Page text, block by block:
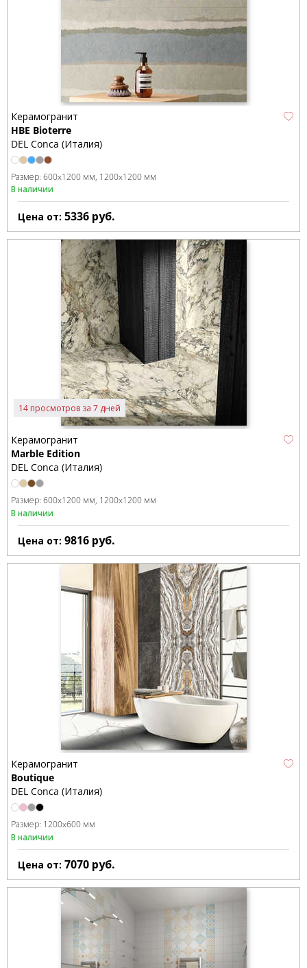
Керамогранит
HBE Bioterre
DEL Conca (Италия)
Размер: 600x1200 мм 1200x1200 мм
В наличии
Цена от: 5336 руб.
14 просмотров за 7 дней
Керамогранит
Marble Edition
DEL Conca (Италия)
Размер: 600x1200 мм 1200x1200 мм
В наличии
Цена от: 9816 руб.
Керамогранит
Boutique
DEL Conca (Италия)
Размер: 1200x600 мм
В наличии
Цена от: 7070 руб.